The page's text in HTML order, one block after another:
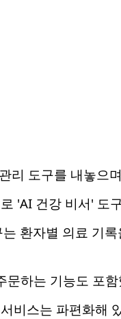
리 도구를 내놓으
'AI 건강 비서' 도
환자별 의료 기
문하는 기능도 포
비스는 파편화해